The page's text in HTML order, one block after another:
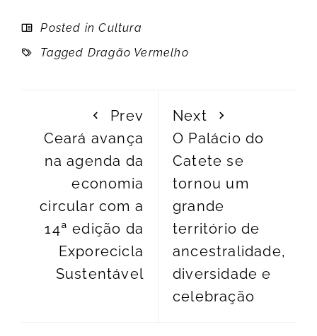
Posted inCultura
Tagged Dragão Vermelho
Prev
Ceará avança
na agenda da
economia
circular com a
14ª edição da
Exporecicla
Sustentável
Next
O Palácio do
Catete se
tornou um
grande
território de
ancestralidade,
diversidade e
celebração